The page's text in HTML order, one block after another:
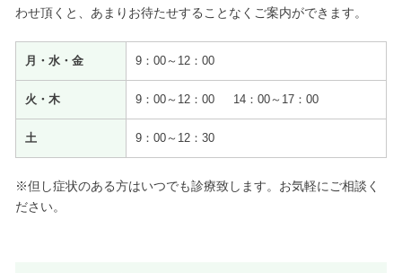
わせ頂くと、あまりお待たせすることなくご案内ができます。
月・水・金 9：00～12：00
火・木 9：00～12：00 14：00～17：00
土 9：00～12：30
※但し症状のある方はいつでも診療致します。お気軽にご相談く
ださい。